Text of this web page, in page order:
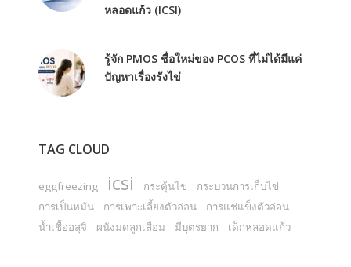
หลอดแก้ว (ICSI)
รู้จัก PMOS ชื่อใหม่ของ PCOS ที่ไม่ได้มีแค่
ปัญหาเรื่องรังไข่
TAG CLOUD
eggfreezing icsi กระตุ้นไข่
กระบวนการเก็บไข่
การเป็นหมัน
การเพาะเลี้ยงตัวอ่อน
การแช่แข็งตัวอ่อน
น้ำเชื้ออสุจิ
ผนังมดลูกเสื่อม มีบุตรยาก เด็กหลอดแก้ว